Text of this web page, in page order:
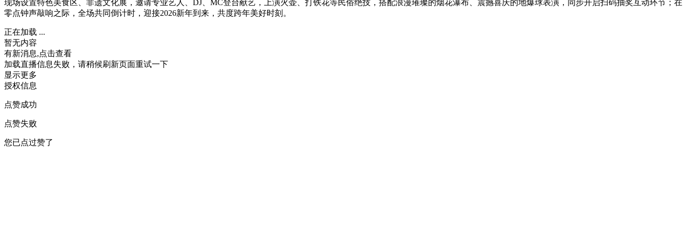
现场设置特色美食区、非遗文化展，邀请专业艺人、DJ、MC登台献艺，上演火壶、打铁花等民俗绝技，搭配浪漫璀璨的烟花瀑布、震撼喜庆的地爆球表演，同步开启扫码抽奖互动环节；在
零点钟声敲响之际，全场共同倒计时，迎接2026新年到来，共度跨年美好时刻。
正在加载 ...
暂无内容
有新消息,点击查看
加载直播信息失败，请稍候刷新页面重试一下
显示更多
授权信息
点赞成功
点赞失败
您已点过赞了